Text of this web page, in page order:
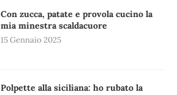
Con zucca, patate e provola cucino la
mia minestra scaldacuore
15 Gennaio 2025
Polpette alla siciliana: ho rubato la